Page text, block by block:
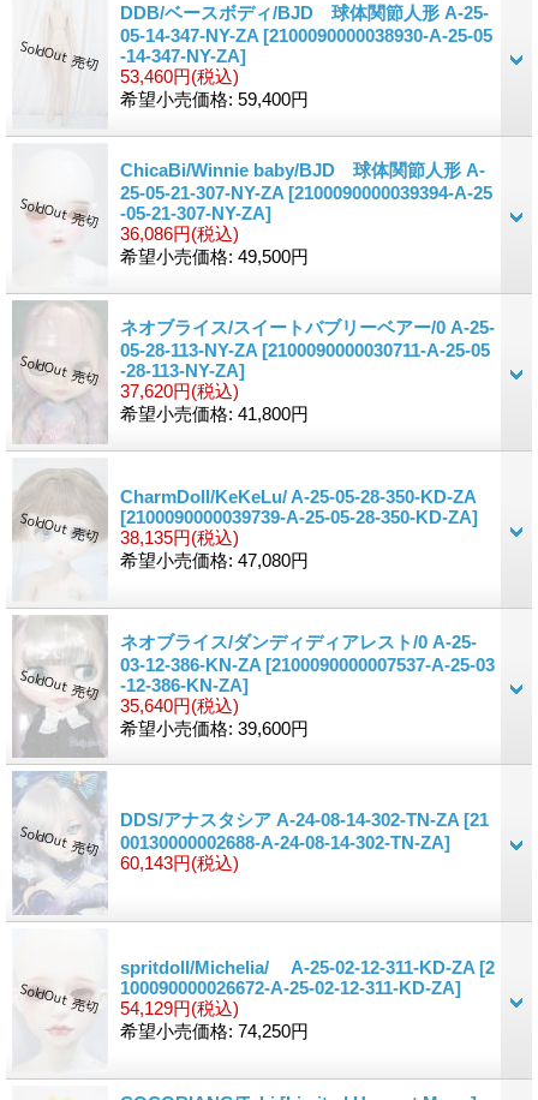
DDB/ベースボディ/BJD 球体関節人形 A-25-
05-14-347-NY-ZA [2100090000038930-A-25-05
-14-347-NY-ZA]
53,460円(税込)
希望小売価格: 59,400円
ChicaBi/Winnie baby/BJD 球体関節人形 A-
25-05-21-307-NY-ZA [2100090000039394-A-25
-05-21-307-NY-ZA]
36,086円(税込)
希望小売価格: 49,500円
ネオブライス/スイートバブリーベアー/0 A-25-
05-28-113-NY-ZA [2100090000030711-A-25-05
-28-113-NY-ZA]
37,620円(税込)
希望小売価格: 41,800円
CharmDoll/KeKeLu/ A-25-05-28-350-KD-ZA
[2100090000039739-A-25-05-28-350-KD-ZA]
38,135円(税込)
希望小売価格: 47,080円
ネオブライス/ダンディディアレスト/0 A-25-
03-12-386-KN-ZA [2100090000007537-A-25-03
-12-386-KN-ZA]
35,640円(税込)
希望小売価格: 39,600円
DDS/アナスタシア A-24-08-14-302-TN-ZA [21
00130000002688-A-24-08-14-302-TN-ZA]
60,143円(税込)
spritdoll/Michelia/ A-25-02-12-311-KD-ZA [2
100090000026672-A-25-02-12-311-KD-ZA]
54,129円(税込)
希望小売価格: 74,250円